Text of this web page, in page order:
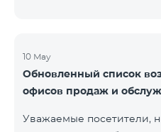
изменен
вместо прежних 60-ти. В случае, если тарифный
план не будет
расторгнут в
10 May
Обновленный список
офисов продаж и
Уважаемые посетители,